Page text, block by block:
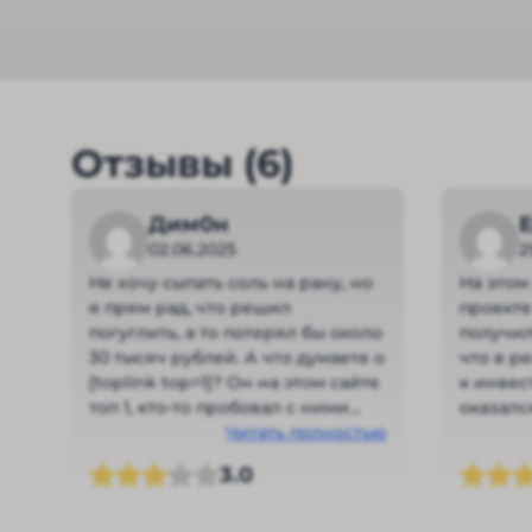
Отзывы (6)
Дим0н
02.06.2025
Не хочу сыпать соль на рану, но
я прям рад, что решил
погуглить, а то потерял бы около
30 тысяч рублей. А что думаете о
[toplink top=1]? Он на этом сайте
топ 1, кто-то пробовал с ними
Читать полностью
3.0
На
что в
к